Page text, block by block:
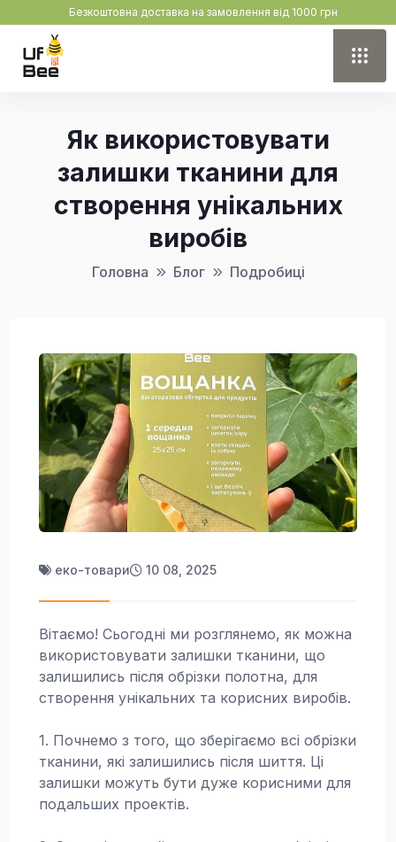
Безкоштовна доставка на замовлення від 1000 грн
Як використовувати
залишки тканини для
створення унікальних
виробів
Головна Блог Подробиці
еко-товари 10 08, 2025
Вітаємо! Сьогодні ми розглянемо, як можна
використовувати залишки тканини, що
залишились після обрізки полотна, для
створення унікальних та корисних виробів.
1. Почнемо з того, що зберігаємо всі обрізки
тканини, які залишились після шиття. Ці
залишки можуть бути дуже корисними для
подальших проектів.